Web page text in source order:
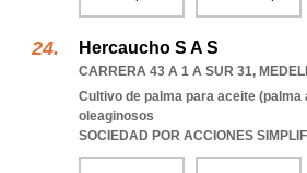
Hercaucho S A S
CARRERA 43 A 1 A SUR 31,
Cultivo de palma para aceite
oleaginosos
SOCIEDAD POR ACCIONES